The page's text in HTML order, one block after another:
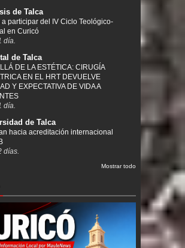
de Talca
a participar del IV Ciclo Teológico-
en Curicó
día.
de Talca
DE LA ESTÉTICA: CIRUGÍA
EN EL HRT DEVUELVE
Y EXPECTATIVA DE VIDA A
día.
de Talca
hacia acreditación internacional
días.
Mostrar todo